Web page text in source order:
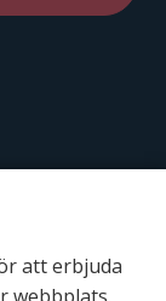
att erbjuda